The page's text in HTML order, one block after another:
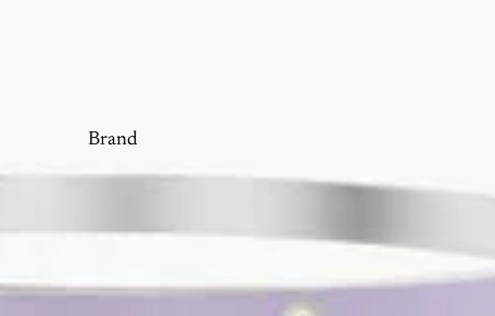
Brand